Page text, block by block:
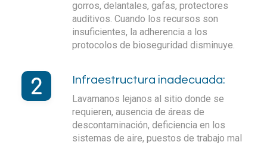
gorros, delantales, gafas, protectores
auditivos. Cuando los recursos son
insuficientes, la adherencia a los
protocolos de bioseguridad disminuye.
Infraestructura inadecuada:
Lavamanos lejanos al sitio donde se
requieren, ausencia de áreas de
descontaminación, deficiencia en los
sistemas de aire, puestos de trabajo mal